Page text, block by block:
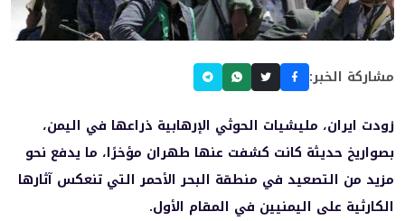
مشاركة الخبر:
زودت ايران، مليشيات الحوثي الإرهابية ذراعها في اليمن،
بصواريخ حديثة كانت كشفت عنها طهران مؤخرًا، ما يدفع نحو
مزيد من التصعيد في منطقة البحر الأحمر التي تنعكس آثارها
الكارثية على اليمنيين في المقام الأول.